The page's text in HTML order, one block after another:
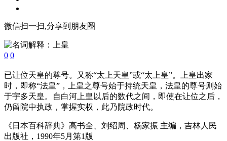
微信扫一扫,分享到朋友圈
0 0
已让位天皇的尊号。又称“太上天皇”或“太上皇”。上皇出家
时，即称“法皇”，上皇之尊号始于持统天皇，法皇的尊号则始
于宇多天皇。自白河上皇以后的数代之间，即使在让位之后，
仍留院中执政，掌握实权，此乃院政时代。
《日本百科辞典》高书全、刘绍周、杨家振 主编，吉林人民
出版社，1990年5月第1版